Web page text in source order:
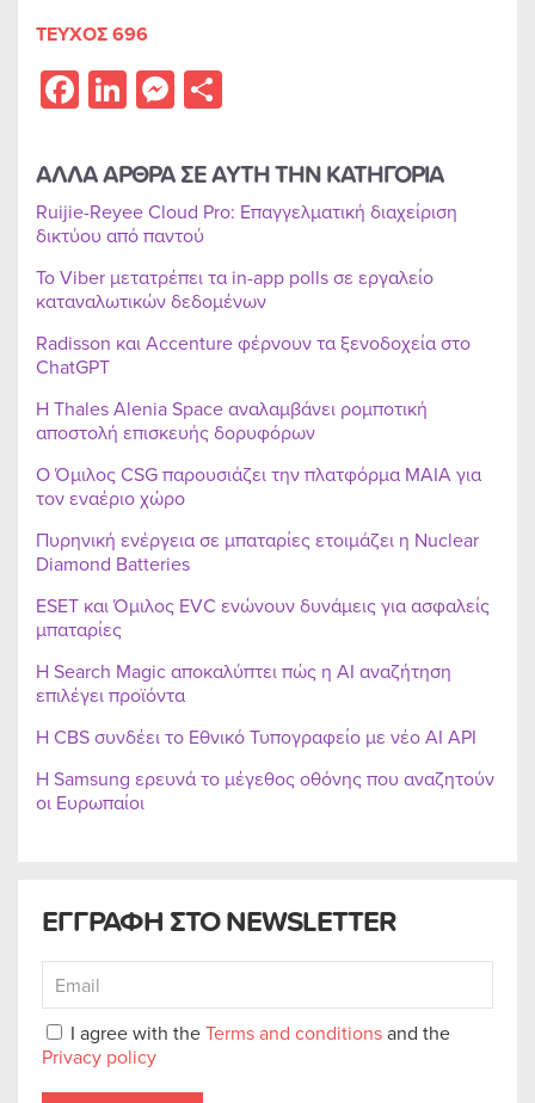
ΕΓΓΡΑΦΗ ΣΤΟ NEWSLETTER
I agree with theTerms and conditionsand the
Privacy policy
ΤΕΥΧΟΣ 696
Facebook
LinkedIn
Messenger
ΑΛΛΑ ΑΡΘΡΑ ΣΕ ΑΥΤΗ ΤΗΝ ΚΑΤΗΓΟΡΙΑ
Ruijie-Reyee Cloud Pro: Επαγγελματική διαχείριση
δικτύου από παντού
Το Viber μετατρέπει τα in-app polls σε εργαλείο
καταναλωτικών δεδομένων
Radisson και Accenture φέρνουν τα ξενοδοχεία στο
ChatGPT
Η Thales Alenia Space αναλαμβάνει ρομποτική
αποστολή επισκευής δορυφόρων
Ο Όμιλος CSG παρουσιάζει την πλατφόρμα MAIA για
τον εναέριο χώρο
Πυρηνική ενέργεια σε μπαταρίες ετοιμάζει η Nuclear
Diamond Batteries
ESET και Όμιλος EVC ενώνουν δυνάμεις για ασφαλείς
μπαταρίες
Η Search Magic αποκαλύπτει πώς η AI αναζήτηση
επιλέγει προϊόντα
Η CBS συνδέει το Εθνικό Τυπογραφείο με νέο AI API
Η Samsung ερευνά το μέγεθος οθόνης που αναζητούν
οι Ευρωπαίοι